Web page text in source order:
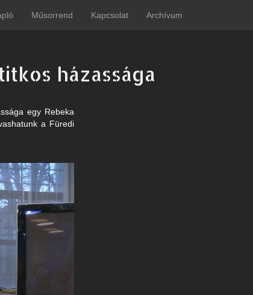
Műsorrend Kapcsolat Archívum
házassága
egy Rebeka
a Füredi